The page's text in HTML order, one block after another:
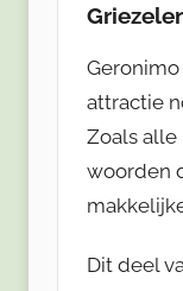
attractie
Zoals alle
woorden
Dit deel